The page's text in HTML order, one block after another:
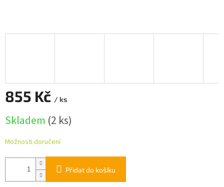
855 Kč / ks
cena:
Skladem (2 ks)
Možnosti doručení
Přidat do košíku